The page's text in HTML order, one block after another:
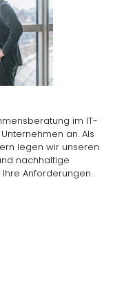
im IT-
an. Als
legen wir unseren
nachhaltige
Anforderungen.